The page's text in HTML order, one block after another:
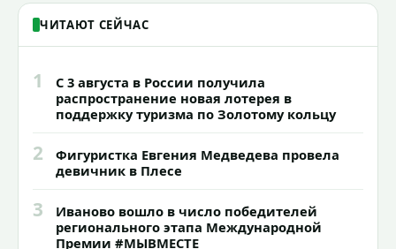
ЧИТАЮТ СЕЙЧАС
1
С 3 августа в России получила
распространение новая лотерея в
поддержку туризма по Золотому кольцу
2
Фигуристка Евгения Медведева провела
девичник в Плесе
3
Иваново вошло в число победителей
регионального этапа Международной
Премии #МЫВМЕСТЕ